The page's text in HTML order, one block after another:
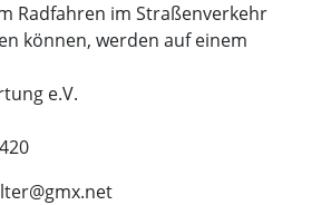
Radfahren im Straßenverkehr
können, werden auf einem
e.V.